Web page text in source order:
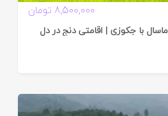
8,500,000 تومان
با جکوزی | اقامتی دنج در دل